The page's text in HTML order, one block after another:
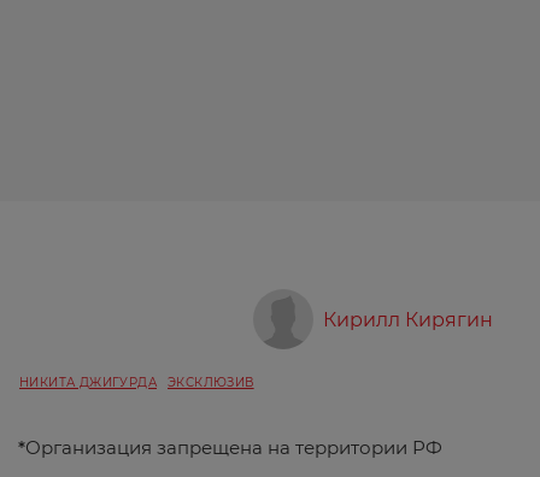
Кирилл Кирягин
НИКИТА ДЖИГУРДА ЭКСКЛЮЗИВ
*Организация запрещена на территории РФ